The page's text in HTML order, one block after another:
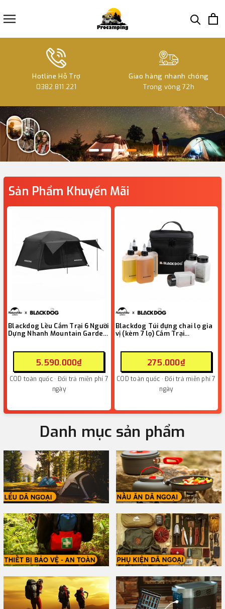
Hotline Hỗ Trợ
0382.811.221
Giao hàng nhanh chóng
Trong vòng 72h
Sản Phẩm Khuyến Mãi
Blackdog Lều Cắm Trại 6 Người
Dựng Nhanh Mountain Garden
5.590.000₫
COD toàn quốc · Đổi trả miễn phí 7
ngày
Blackdog Túi đựng chai lọ gia
vị (kèm 7 lọ) Cắm Trại
275.000₫
COD toàn quốc · Đổi trả miễn phí 7
ngày
Danh mục sản phẩm